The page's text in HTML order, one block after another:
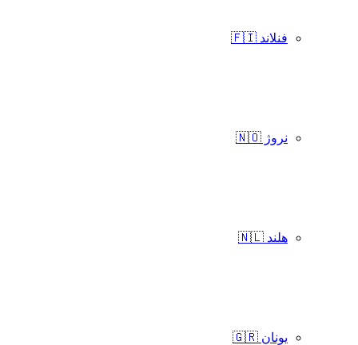
فنلاند 🇫🇮
نروژ 🇳🇴
هلند 🇳🇱
یونان 🇬🇷